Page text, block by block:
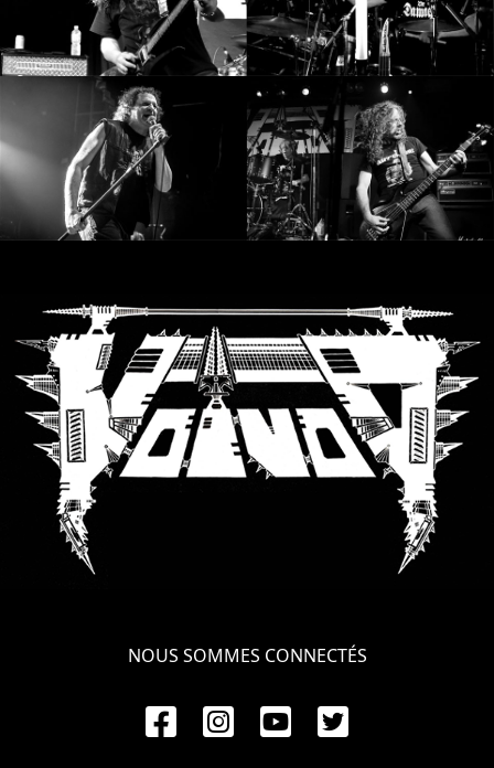
THÈME
SYMPHONIQUE
MORGOTH
TALES
SYNCHRO
ANARCHY
LOST
MACHINE
NOTHINGFACE
DIMENSION
HATROSS
TECHNOLOGYNOUS SOMMES CONNECTÉS